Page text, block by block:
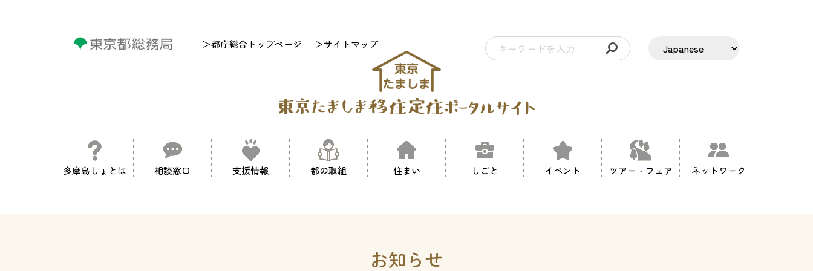
＞都庁総合トップページ ＞サイトマップ
多摩島しょとは 相談窓口 支援情報 都の取組 住まい しごと イベント ツアー・フェア ネットワーク
お知らせ